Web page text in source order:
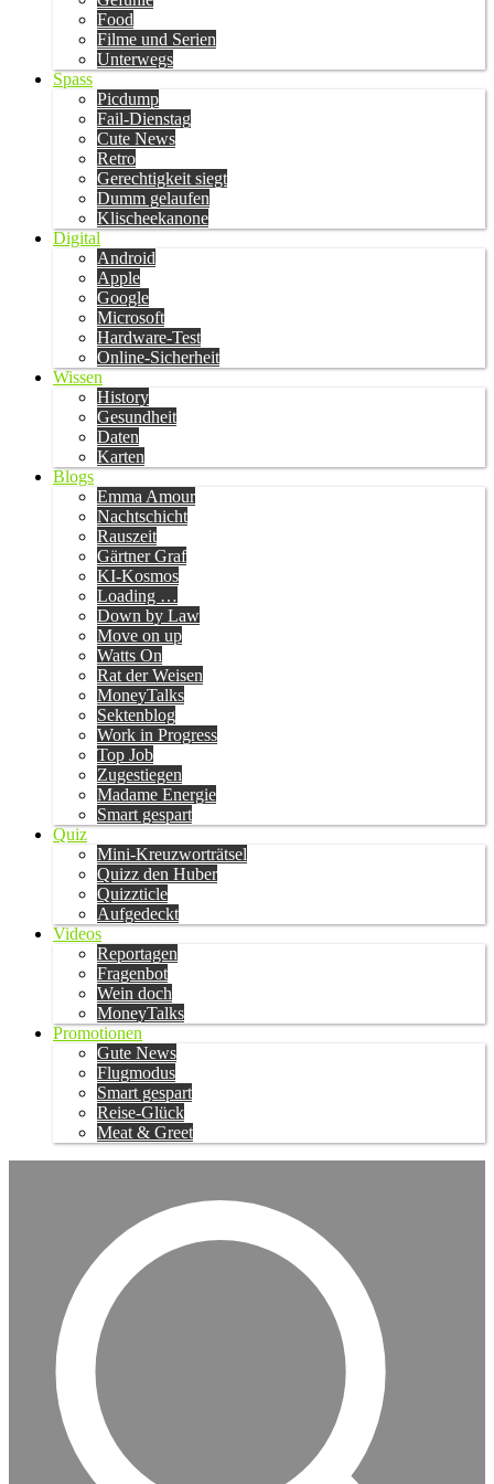
Food
Filme und Serien
Unterwegs
Spass
Picdump
Fail-Dienstag
Cute News
Retro
Gerechtigkeit siegt
Dumm gelaufen
Klischeekanone
Digital
Android
Apple
Google
Microsoft
Hardware-Test
Online-Sicherheit
Wissen
History
Gesundheit
Daten
Karten
Blogs
Emma Amour
Nachtschicht
Rauszeit
Gärtner Graf
KI-Kosmos
Loading …
Down by Law
Move on up
Watts On
Rat der Weisen
MoneyTalks
Sektenblog
Work in Progress
Top Job
Zugestiegen
Madame Energie
Smart gespart
Quiz
Mini-Kreuzworträtsel
Quizz den Huber
Quizzticle
Aufgedeckt
Videos
Reportagen
Fragenbot
Wein doch
MoneyTalks
Promotionen
Gute News
Flugmodus
Smart gespart
Reise-Glück
Meat & Greet